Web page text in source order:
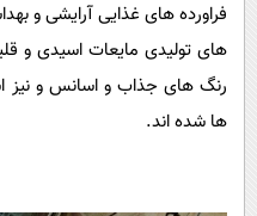
فراورده های غذایی آرایشی و
های تولیدی مایعات اسیدی و
رنگ های جذاب و اسانس و نیز
ها شده اند.